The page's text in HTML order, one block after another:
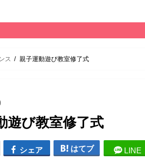
ス 親子運動遊び教室修了式
遊び教室修了式
シェア はてブ LINE